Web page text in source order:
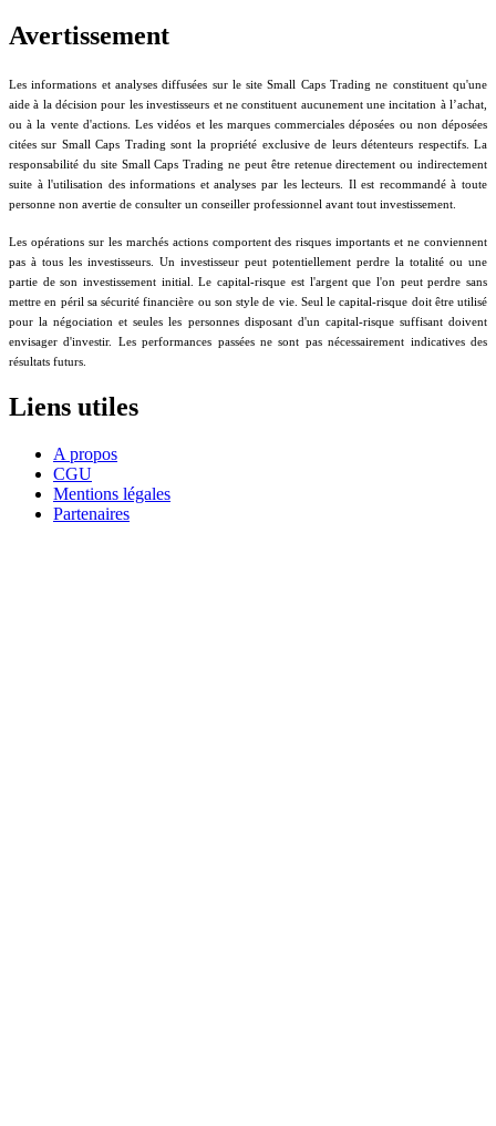
Avertissement
Les informations et analyses diffusées sur le site Small Caps Trading ne constituent qu'une
aide à la décision pour les investisseurs et ne constituent aucunement une incitation à l’achat,
ou à la vente d'actions. Les vidéos et les marques commerciales déposées ou non déposées
citées sur Small Caps Trading sont la propriété exclusive de leurs détenteurs respectifs. La
responsabilité du site Small Caps Trading ne peut être retenue directement ou indirectement
suite à l'utilisation des informations et analyses par les lecteurs. Il est recommandé à toute
personne non avertie de consulter un conseiller professionnel avant tout investissement.
Les opérations sur les marchés actions comportent des risques importants et ne conviennent
pas à tous les investisseurs. Un investisseur peut potentiellement perdre la totalité ou une
partie de son investissement initial. Le capital-risque est l'argent que l'on peut perdre sans
mettre en péril sa sécurité financière ou son style de vie. Seul le capital-risque doit être utilisé
pour la négociation et seules les personnes disposant d'un capital-risque suffisant doivent
envisager d'investir. Les performances passées ne sont pas nécessairement indicatives des
résultats futurs.
Liens utiles
A propos
CGU
Mentions légales
Partenaires